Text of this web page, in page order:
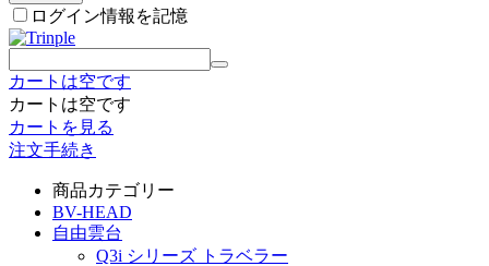
ログイン情報を記憶
カートは空です
カートは空です
カートを見る
注文手続き
商品カテゴリー
BV-HEAD
自由雲台
Q3i シリーズ トラベラー